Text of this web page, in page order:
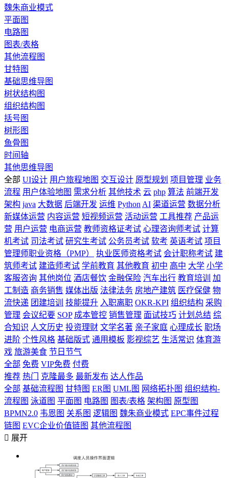
魏朱商业模式
平面图
电路图
图表/表格
其他流程图
甘特图
基础思维导图
树状结构图
组织结构图
括号图
树形图
鱼骨图
时间轴
其他思维导图
全部 UI设计 用户旅程地图 交互设计 原型规划 项目管理 业务
流程 用户体验地图 需求分析 其他技术 云 php 算法 前端开发
架构 java 大数据 后端开发 运维 Python AI 渠道运营 数据分析
新媒体运营 内容运营 短视频运营 活动运营 工具推荐 产品运
营 用户运营 电商运营 教师资格证考试 心理咨询师考试 计算
机考试 司法考试 研究生考试 公务员考试 软考 英语考试 项目
管理师职业资格（PMP）
执业医师资格考试 会计职称考试 建
筑师考试 建造师考试 学前教育 其他教育 初中 高中 大学 小学
客服咨询 其他岗位 酒店餐饮 金融保险 汽车出行 教育培训
加
工制造 商务销售 媒体出版 法律法务 房地产建筑 医疗保健 物
流快递 团建培训 技能提升 入职离职 OKR-KPI 组织结构 采购
管理 会议纪要 SOP 成本管控 销售管理 面试技巧 计划总结 综
合知识 人文历史 投资理财 文学名著 亲子家庭 心理成长 职场
进阶 个性风格 基础版式 通用模板 影视综艺 生活常识 体育游
戏 旅游美食 节日节气
全部 免费 VIP免费 付费
推荐 热门 克隆最多 最新发布 达人作品
全部 基础流程图 甘特图 ER图 UML图 网络拓扑图 组织结构-
流程图 泳道图 平面图 电路图 图表/表格 架构图 原型图
BPMN2.0 韦恩图 关系图 逻辑图 魏朱商业模式 EPC事件过程
链图 EVC企业价值链图 其他流程图
 展开